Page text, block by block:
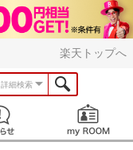
楽天トップへ
詳細検索
お知らせ